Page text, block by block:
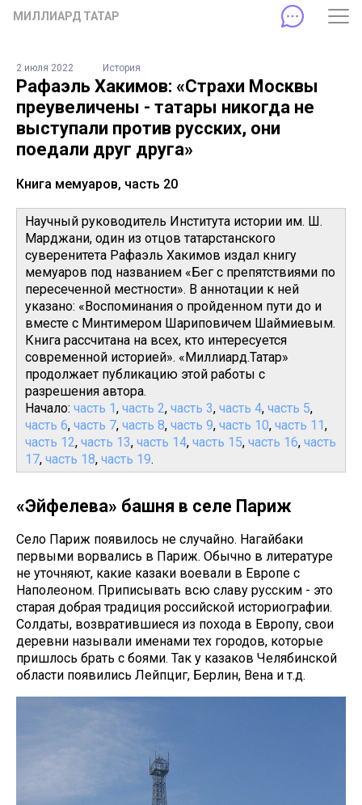
МИЛЛИАРД ТАТАР
2 июля 2022 История
Рафаэль Хакимов: «Страхи Москвы
преувеличены - татары никогда не
выступали против русских, они
поедали друг друга»
Книга мемуаров, часть 20
Научный руководитель Института истории им. Ш.
Марджани, один из отцов татарстанского
суверенитета Рафаэль Хакимов издал книгу
мемуаров под названием «Бег с препятствиями по
пересеченной местности». В аннотации к ней
указано: «Воспоминания о пройденном пути до и
вместе с Минтимером Шариповичем Шаймиевым.
Книга рассчитана на всех, кто интересуется
современной историей». «Миллиард.Татар»
продолжает публикацию этой работы с
разрешения автора.
Начало: часть 1, часть 2, часть 3, часть 4, часть 5,
часть 6, часть 7, часть 8, часть 9, часть 10, часть 11,
часть 12, часть 13, часть 14, часть 15, часть 16, часть
17, часть 18, часть 19.
«Эйфелева» башня в селе Париж
Село Париж появилось не случайно. Нагайбаки
первыми ворвались в Париж. Обычно в литературе
не уточняют, какие казаки воевали в Европе с
Наполеоном. Приписывать всю славу русским - это
старая добрая традиция российской историографии.
Солдаты, возвратившиеся из похода в Европу, свои
деревни называли именами тех городов, которые
пришлось брать с боями. Так у казаков Челябинской
области появились Лейпциг, Берлин, Вена и т.д.